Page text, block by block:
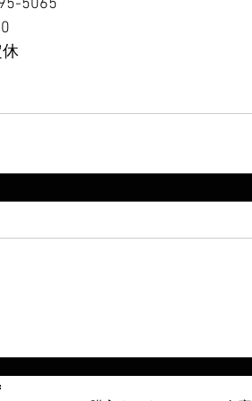
5065